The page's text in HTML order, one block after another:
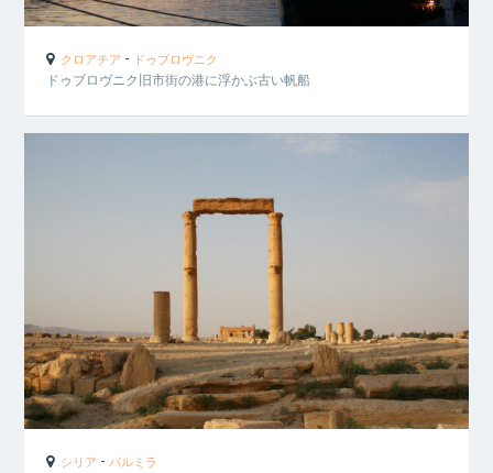
クロアチア - ドゥブロヴニク
ドゥブロヴニク旧市街の港に浮かぶ古い帆船
シリア -パルミラ